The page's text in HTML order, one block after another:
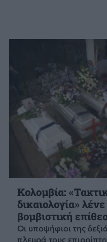
Κολομβία:
δικαιολογία»
βομβιστική
Οι υποψήφιοι της
πλευρά τους